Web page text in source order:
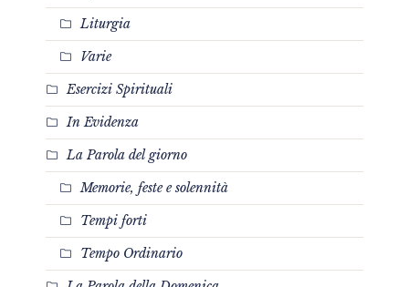
Liturgia
Varie
Esercizi Spirituali
In Evidenza
La Parola del giorno
Memorie, feste e solennità
Tempi forti
Tempo Ordinario